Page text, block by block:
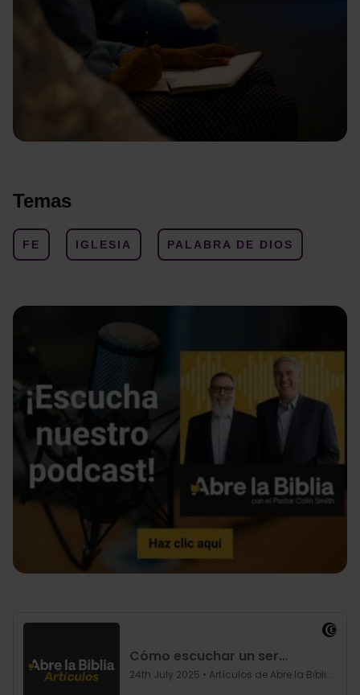
Temas
FE IGLESIA PALABRA DE DIOS